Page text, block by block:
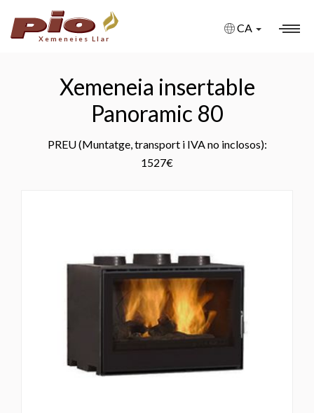
Xemeneies Llar
CA
XEMENEIES A MIDA
XEMENEIES DE GAS
BARBACOES
ESTUFES
BOQUES I RECUPERADORS
PUNTS DE VENDA
Xemeneia insertable
Panoramic 80
PREU(Muntatge, transport i IVA no inclosos):
1527€
Modificar cookies